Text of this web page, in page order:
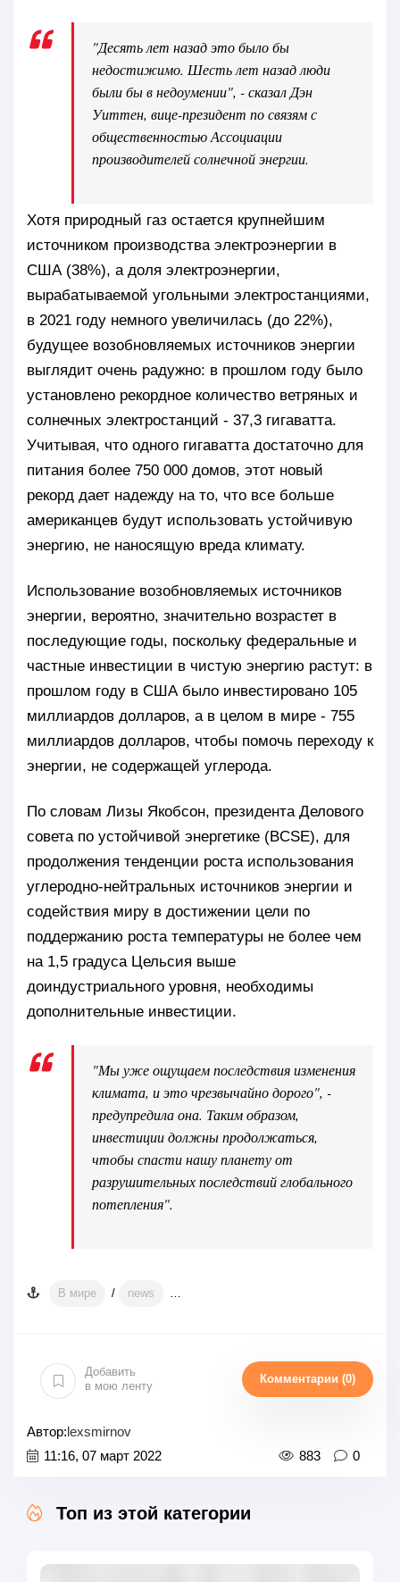
"Десять лет назад это было бы
недостижимо. Шесть лет назад люди
были бы в недоумении", - сказал Дэн
Уиттен, вице-президент по связям с
общественностью Ассоциации
производителей солнечной энергии.
Хотя природный газ остается крупнейшим
источником производства электроэнергии в
США (38%), а доля электроэнергии,
вырабатываемой угольными электростанциями,
в 2021 году немного увеличилась (до 22%),
будущее возобновляемых источников энергии
выглядит очень радужно: в прошлом году было
установлено рекордное количество ветряных и
солнечных электростанций - 37,3 гигаватта.
Учитывая, что одного гигаватта достаточно для
питания более 750 000 домов, этот новый
рекорд дает надежду на то, что все больше
американцев будут использовать устойчивую
энергию, не наносящую вреда климату.
Использование возобновляемых источников
энергии, вероятно, значительно возрастет в
последующие годы, поскольку федеральные и
частные инвестиции в чистую энергию растут: в
прошлом году в США было инвестировано 105
миллиардов долларов, а в целом в мире - 755
миллиардов долларов, чтобы помочь переходу к
энергии, не содержащей углерода.
По словам Лизы Якобсон, президента Делового
совета по устойчивой энергетике (BCSE), для
продолжения тенденции роста использования
углеродно-нейтральных источников энергии и
содействия миру в достижении цели по
поддержанию роста температуры не более чем
на 1,5 градуса Цельсия выше
доиндустриального уровня, необходимы
дополнительные инвестиции.
"Мы уже ощущаем последствия изменения
климата, и это чрезвычайно дорого", -
предупредила она. Таким образом,
инвестиции должны продолжаться,
чтобы спасти нашу планету от
разрушительных последствий глобального
потепления".
В мире / news Источник/автор фото: pixabay.com
Добавить
в мою ленту
Комментарии (0)
Автор:lexsmirnov
11:16, 07 март 2022
883 0
Топ из этой категории